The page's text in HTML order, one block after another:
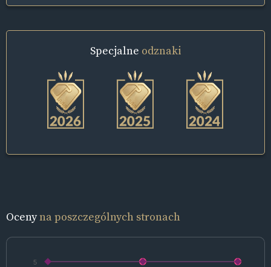
Specjalne odznaki
Ocenyna poszczególnych stronach
5